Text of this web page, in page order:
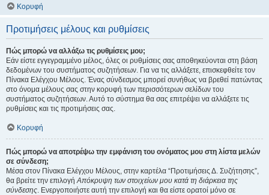
Κορυφή
Προτιμήσεις μέλους και ρυθμίσεις
Πώς μπορώ να αλλάξω τις ρυθμίσεις μου;
Εάν είστε εγγεγραμμένο μέλος, όλες οι ρυθμίσεις σας αποθηκεύονται στη βάση
δεδομένων του συστήματος συζητήσεων. Για να τις αλλάξετε, επισκεφθείτε τον
Πίνακα Ελέγχου Μέλους. Ένας σύνδεσμος μπορεί συνήθως να βρεθεί πατώντας
στο όνομα μέλους σας στην κορυφή των περισσότερων σελίδων του
συστήματος συζητήσεων. Αυτό το σύστημα θα σας επιτρέψει να αλλάξετε τις
ρυθμίσεις και τις προτιμήσεις σας.
Κορυφή
Πώς μπορώ να αποτρέψω την εμφάνιση του ονόματος μου στη λίστα μελών
σε σύνδεση;
Μέσα στον Πίνακα Ελέγχου Μέλους, στην καρτέλα “Προτιμήσεις Δ. Συζήτησης”,
θα βρείτε την επιλογήΑπόκρυψη των στοιχείων μου κατά τη διάρκεια της
σύνδεσης. Ενεργοποιήστε αυτή την επιλογή και θα είστε ορατοί μόνο σε